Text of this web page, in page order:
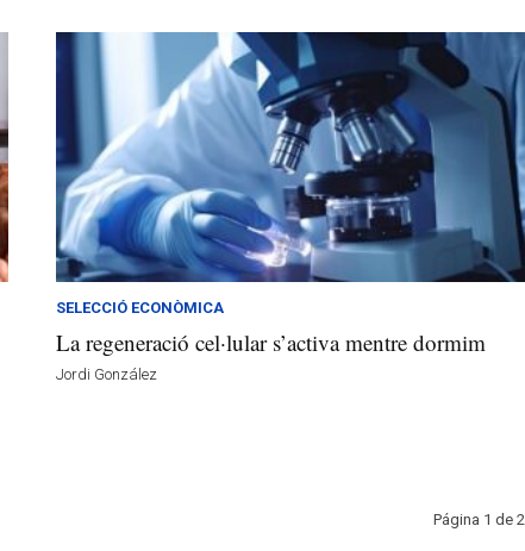
SELECCIÓ ECONÒMICA
La regeneració cel·lular s’activa mentre dormim
Jordi González
Página 1 de 2